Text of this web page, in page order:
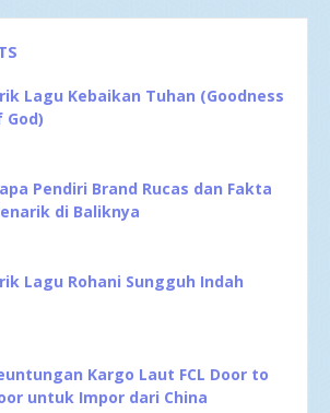
Lagu Kebaikan Tuhan (Goodness
God)
Pendiri Brand Rucas dan Fakta
di Baliknya
Lagu Rohani Sungguh Indah
Kargo Laut FCL Door to
untuk Impor dari China